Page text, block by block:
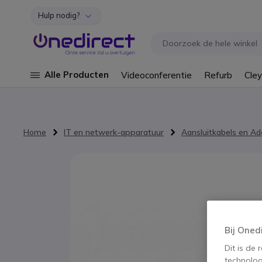
Ga naar de inhoud
Hulp nodig?
Alle Producten Videoconferentie Refurb
Home IT en netwerk-apparatuur Aansluitkabels en
Bij
Dit is de